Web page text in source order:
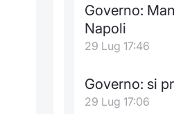
Governo:
Napoli
29 Lug 17:46
Governo: si
29 Lug 17:06